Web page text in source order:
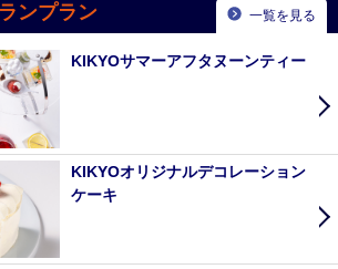
ンプラン 一覧を見る
KIKYOサマーアフタヌーンティー
KIKYOオリジナルデコレーション
ケーキ